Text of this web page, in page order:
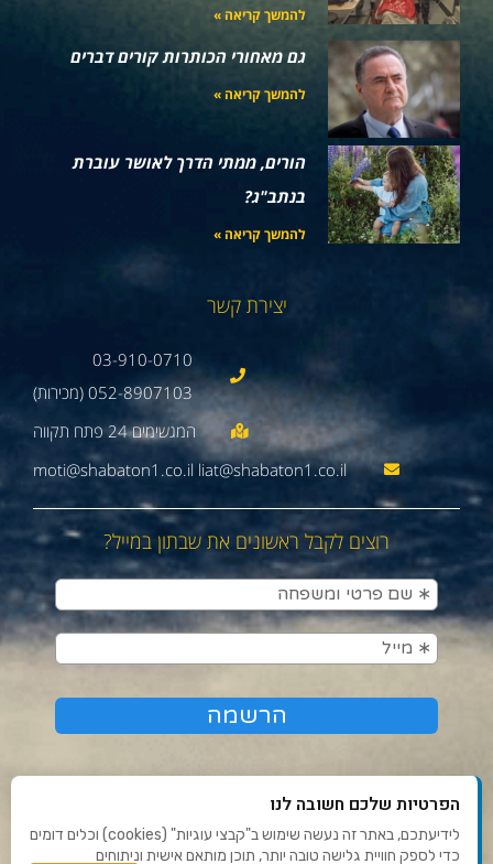
להמשך קריאה »
גם מאחורי הכותרות קורים דברים
להמשך קריאה »
הורים, ממתי הדרך לאושר עוברת
בנתב"ג?
להמשך קריאה »
יצירת קשר
03-910-0710
052-8907103 (מכירות)
moti@shabaton1.co.il liat@shabaton1.co.il
רוצים לקבל ראשונים את שבתון במייל?
הפרטיות שלכם חשובה לנו
לידיעתכם, באתר זה נעשה שימוש ב"קבצי עוגיות" (cookies) וכלים דומים
כדי לספק חוויית גלישה טובה יותר, תוכן מותאם אישית וניתוחים